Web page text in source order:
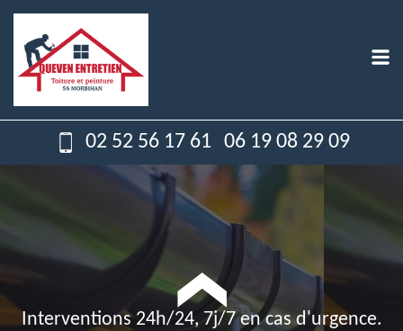
02 52 56 17 61 06 19 08 29 09
Interventions 24h/24, 7j/7 en cas d'urgence.